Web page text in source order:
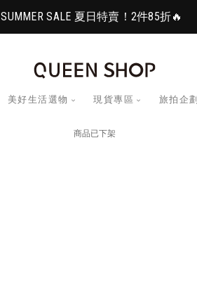
SUMMER SALE 夏日特賣！2件85折🔥
美好生活選物 現貨專區 旅拍企劃
商品已下架